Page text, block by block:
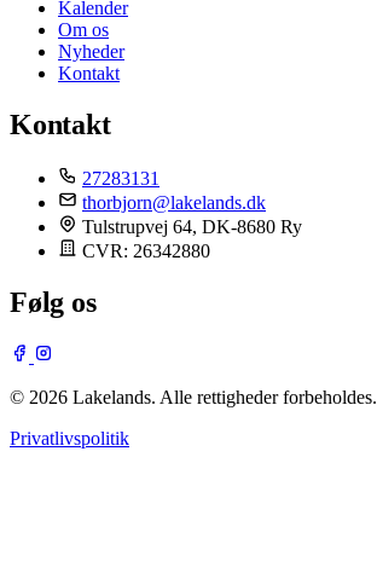
Kalender
Om os
Nyheder
Kontakt
Kontakt
27283131
thorbjorn@lakelands.dk
Tulstrupvej 64, DK-8680 Ry
CVR: 26342880
Følg os
© 2026 Lakelands. Alle rettigheder forbeholdes.
Privatlivspolitik